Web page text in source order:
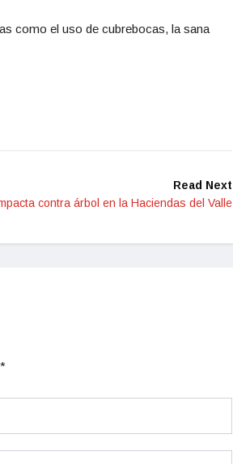
como el uso de cubrebocas, la sana
Read Next
contra árbol en la Haciendas del Valle
*